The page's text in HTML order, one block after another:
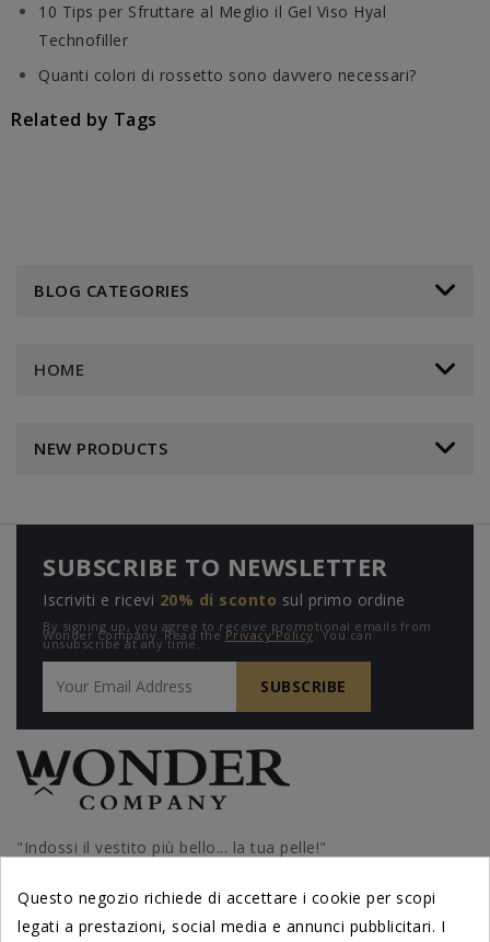
10 Tips per Sfruttare al Meglio il Gel Viso Hyal
Technofiller
Quanti colori di rossetto sono davvero necessari?
Related by Tags
BLOG CATEGORIES
HOME
NEW PRODUCTS
SUBSCRIBE TO NEWSLETTER
Iscriviti e ricevi 20% di sconto sul primo ordine
By signing up, you agree to receive promotional emails from
Wonder Company. Read the Privacy Policy. You can
unsubscribe at any time.
"Indossi il vestito più bello... la tua pelle!"
Questo negozio richiede di accettare i cookie per scopi
legati a prestazioni, social media e annunci pubblicitari. I